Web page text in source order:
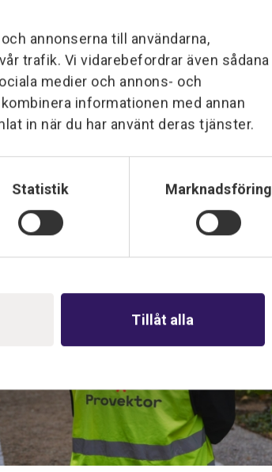
annonserna till användarna,
trafik. Vi vidarebefordrar även sådana
medier och annons- och
informationen med annan
in när du har använt deras tjänster.
Statistik Marknadsföring
Tillåt alla